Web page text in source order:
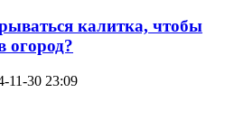
калитка, чтобы
огород?
11-30 23:09